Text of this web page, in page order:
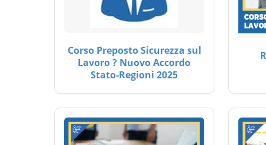
Corso Preposto Sicurezza sul
Lavoro ? Nuovo Accordo
Stato-Regioni 2025